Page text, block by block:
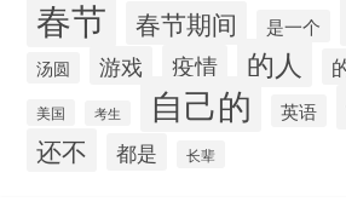
春节 春节期间 是一个
汤圆 游戏 疫情 的人
美国 考生 自己的 英语
还不 都是 长辈